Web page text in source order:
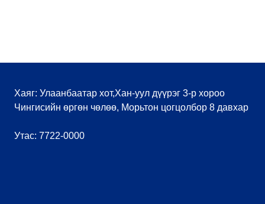
Хаяг: Улаанбаатар хот,Хан-уул дүүрэг 3-р хороо
Чингисийн өргөн чөлөө, Морьтон цогцолбор 8 давхар
Утас: 7722-0000